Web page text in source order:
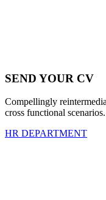
SEND YOUR CV
Compellingly
cross functional scenarios.
HR DEPARTMENT